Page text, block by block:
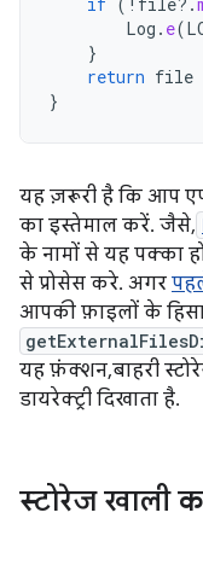
Log . e(
}
return file
}
यह ज़रूरी है कि आप
का इस्तेमाल करें. जैसे,
के नामों से यह पक्का
से प्रोसेस करे. अगर
आपकी फ़ाइलों के
यह फ़ंक्शन, बाहरी
डायरेक्ट्री दिखाता है.
स्टोरेज खाली